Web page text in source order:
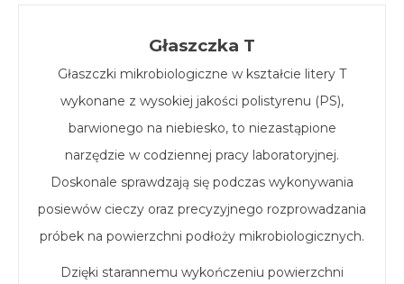
Głaszczka T
Głaszczki mikrobiologiczne w kształcie litery T
wykonane z wysokiej jakości polistyrenu (PS),
barwionego na niebiesko, to niezastąpione
narzędzie w codziennej pracy laboratoryjnej.
Doskonale sprawdzają się podczas wykonywania
posiewów cieczy oraz precyzyjnego rozprowadzania
próbek na powierzchni podłoży mikrobiologicznych.
Dzięki starannemu wykończeniu powierzchni